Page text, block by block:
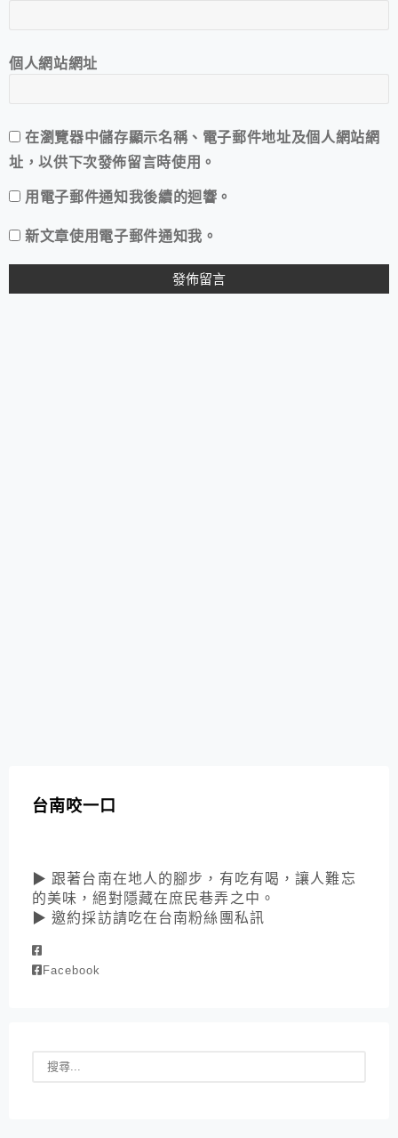
個人網站網址
在瀏覽器中儲存顯示名稱、電子郵件地址及個人網站網
址，以供下次發佈留言時使用。
用電子郵件通知我後續的迴響。
新文章使用電子郵件通知我。
台南咬一口
▶ 跟著台南在地人的腳步，有吃有喝，讓人難忘
的美味，絕對隱藏在庶民巷弄之中。
▶ 邀約採訪請吃在台南粉絲團私訊
Facebook